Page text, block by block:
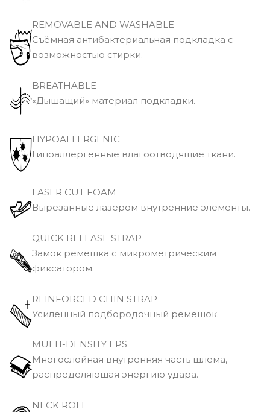
REMOVABLE AND WASHABLE
Съёмная антибактериальная подкладка с
возможностью стирки.
BREATHABLE
«Дышащий» материал подкладки.
HYPOALLERGENIC
Гипоаллергенные влагоотводящие ткани.
LASER CUT FOAM
Вырезанные лазером внутренние элементы.
QUICK RELEASE STRAP
Замок ремешка с микрометрическим
фиксатором.
REINFORCED CHIN STRAP
Усиленный подбородочный ремешок.
MULTI-DENSITY EPS
Многослойная внутренняя часть шлема,
распределяющая энергию удара.
NECK ROLL